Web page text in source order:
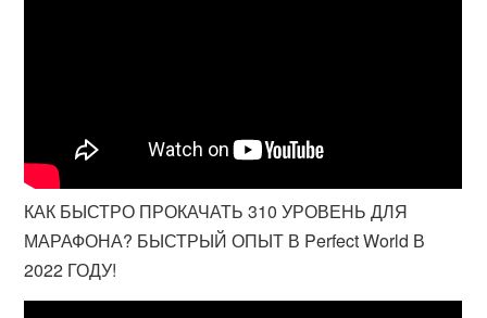
КАК БЫСТРО ПРОКАЧАТЬ 310 УРОВЕНЬ ДЛЯ
МАРАФОНА? БЫСТРЫЙ ОПЫТ В Perfect World В
2022 ГОДУ!